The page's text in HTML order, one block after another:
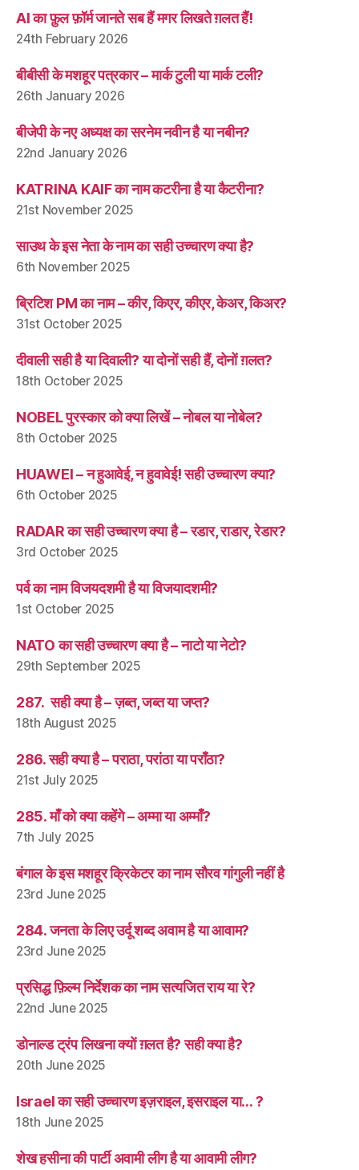
AI का फ़ुल फ़ॉर्म जानते सब हैं मगर लिखते ग़लत हैं!
24th February 2026
बीबीसी के मशहूर पत्रकार – मार्क टुली या मार्क टली?
26th January 2026
बीजेपी के नए अध्यक्ष का सरनेम नवीन है या नबीन?
22nd January 2026
KATRINA KAIF का नाम कटरीना है या कैटरीना?
21st November 2025
साउथ के इस नेता के नाम का सही उच्चारण क्या है?
6th November 2025
ब्रिटिश PM का नाम – कीर, किएर, कीएर, केअर, किअर?
31st October 2025
दीवाली सही है या दिवाली? या दोनों सही हैं, दोनों ग़लत?
18th October 2025
NOBEL पुरस्कार को क्या लिखें – नोबल या नोबेल?
8th October 2025
HUAWEI – न हुआवेई, न हुवावेई! सही उच्चारण क्या?
6th October 2025
RADAR का सही उच्चारण क्या है – रडार, राडार, रेडार?
3rd October 2025
पर्व का नाम विजयदशमी है या विजयादशमी?
1st October 2025
NATO का सही उच्चारण क्या है – नाटो या नेटो?
29th September 2025
287. सही क्या है – ज़ब्त, जब्त या जप्त?
18th August 2025
286. सही क्या है – पराठा, परांठा या पराँठा?
21st July 2025
285. माँ को क्या कहेंगे – अम्मा या अम्माँ?
7th July 2025
बंगाल के इस मशहूर क्रिकेटर का नाम सौरव गांगुली नहीं है
23rd June 2025
284. जनता के लिए उर्दू शब्द अवाम है या आवाम?
23rd June 2025
प्रसिद्ध फ़िल्म निर्देशक का नाम सत्यजित राय या रे?
22nd June 2025
डोनाल्ड ट्रंप लिखना क्यों ग़लत है? सही क्या है?
20th June 2025
Israel का सही उच्चारण इज़राइल, इसराइल या… ?
18th June 2025
शेख हसीना की पार्टी अवामी लीग है या आवामी लीग?